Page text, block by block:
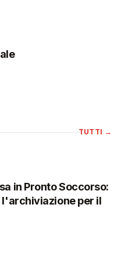
TUTTI →
in Pronto Soccorso:
l'archiviazione per il